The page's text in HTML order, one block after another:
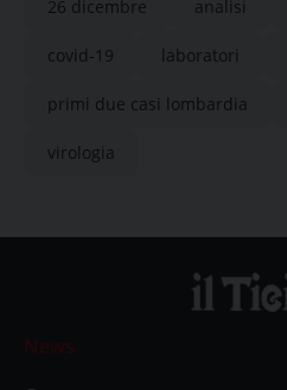
26 dicembre analisi
covid-19 laboratori
primi due casi lombardia
virologia
News